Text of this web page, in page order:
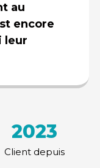
au
encore
leur
2023
Client depuis